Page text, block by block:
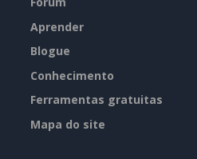
Aprender
Blogue
Conhecimento
Ferramentas gratuitas
Mapa do site